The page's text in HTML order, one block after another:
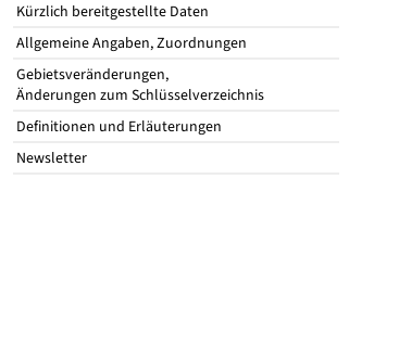
Kürzlich bereitgestellte Daten
Allgemeine Angaben, Zuordnungen
Gebietsveränderungen,
Änderungen zum Schlüsselverzeichnis
Definitionen und Erläuterungen
Newsletter